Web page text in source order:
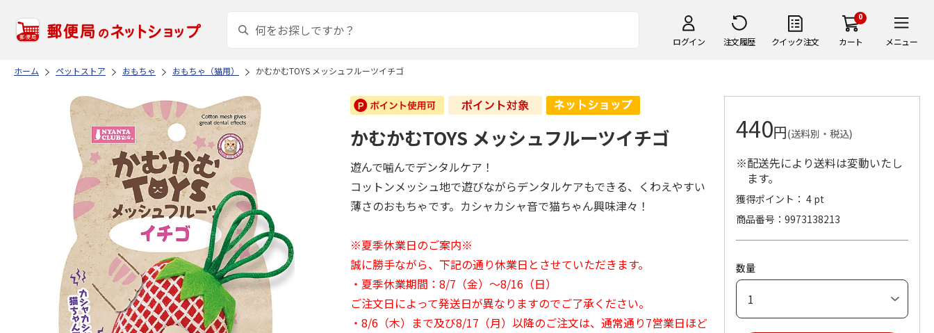
ログイン 注文履歴 クイック注文
0
カート メニュー
ホーム ペットストア おもちゃ おもちゃ（猫用） かむかむTOYS メッシュフルーツイチゴ
かむかむTOYS メッシュフルーツイチゴ
遊んで噛んでデンタルケア！
コットンメッシュ地で遊びながらデンタルケアもできる、くわえやすい
薄さのおもちゃです。カシャカシャ音で猫ちゃん興味津々！
※夏季休業日のご案内※
誠に勝手ながら、下記の通り休業日とさせていただきます。
・夏季休業期間：8/7（金）～8/16（日）
ご注文日によって発送日が異なりますのでご了承ください。
・8/6（木）まで及び8/17（月）以降のご注文は、通常通り7営業日ほど
440円(送料別・税込)
※配送先により送料は変動いたし
ます。
獲得ポイント： 4 pt
商品番号
9973138213
数量